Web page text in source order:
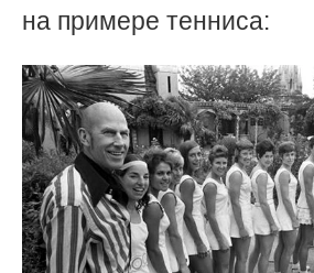
на примере тенниса: